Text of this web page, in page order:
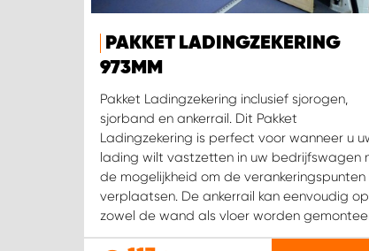
PAKKET LADINGZEKERING
973MM
Pakket Ladingzekering inclusief sjorogen,
sjorband en ankerrail. Dit Pakket
Ladingzekering is perfect voor wanneer u
lading wilt vastzetten in uw bedrijfswagen
de mogelijkheid om de
verplaatsen. De ankerrail kan eenvoudig op
zowel de wand als vloer worden